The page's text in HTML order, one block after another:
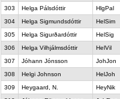
303 Helga Pálsdóttir HlgPal
304
Helga Sigmundsdóttir HelSim
305
Helga Sigurðardóttir HelSig
306
Helga Vilhjálmsdóttir HelVil
307
Jóhann Jónsson JohJon
308
Helgi Johnson HelJoh
309
Heygaard, N. HeyNik